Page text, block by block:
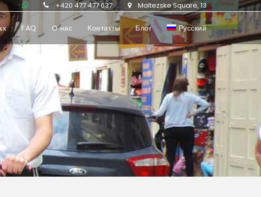
+420 477 477 637 Maltezske Square, 13
FAQ О нас Контакты Блог Русский